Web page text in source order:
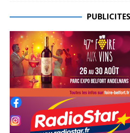
PUBLICITES